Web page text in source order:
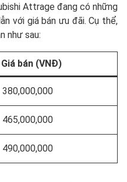
Attrage đang có những
với giá bán ưu đãi. Cụ thể,
như sau:
Giá bán (VNĐ)
380,000,000
465,000,000
490,000,000